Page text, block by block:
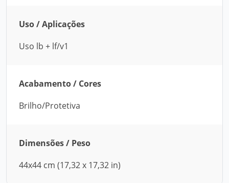
Uso / Aplicações
Uso lb + lf/v1
Acabamento / Cores
Brilho/Protetiva
Dimensões / Peso
44x44 cm (17,32 x 17,32 in)